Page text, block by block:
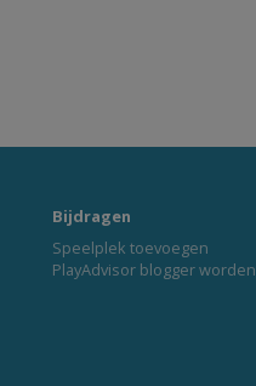
Bijdragen
Speelplek toevoegen
PlayAdvisor blogger worden